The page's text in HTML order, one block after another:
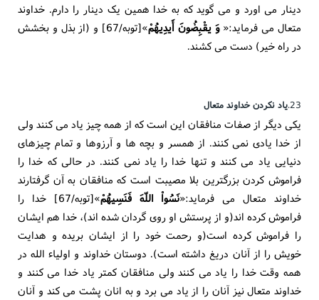
دینار می اورد و می گوید که به خدا همین یک دینار را دارم. خداوند
متعال می فرماید:«وَ یقْبِضُونَ أَیدِیهُمْ
»[توبه/67] و (از بذل و بخشش
در راه خیر) دست می کشند.
23.یاد نکردن خداوند متعال
یکی دیگر از صفات منافقان این است که از همه چیز یاد می کنند ولی
از خدا یادی نمی کنند. از همسر و بچه ها و آرزوها و تمام چیزهای
دنیایی یاد می کنند و تنها خدا را یاد نمی کنند. در حالی که خدا را
فراموش کردن بزرگترین بلا مصیبت است که منافقان به آن گرفتارند
خداوند متعال می فرماید:«نَسُواْ اللّهَ فَنَسِیهُمْ
»[توبه/67] خدا را
فراموش کرده اند(و از پرستش او روی گردان شده اند)، خدا هم ایشان
را فراموش کرده است(و رحمت خود را از ایشان بریده و هدایت
خویش را از آنان دریغ داشته است). دوستان خداوند و اولیاء الله در
همه وقت خدا را یاد می کنند ولی منافقان کمتر یاد خدا می کنند و
خداوند متعال نیز آنان را از یاد می برد و به انان پشت می کند و آنان